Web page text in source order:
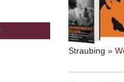
Straubing »